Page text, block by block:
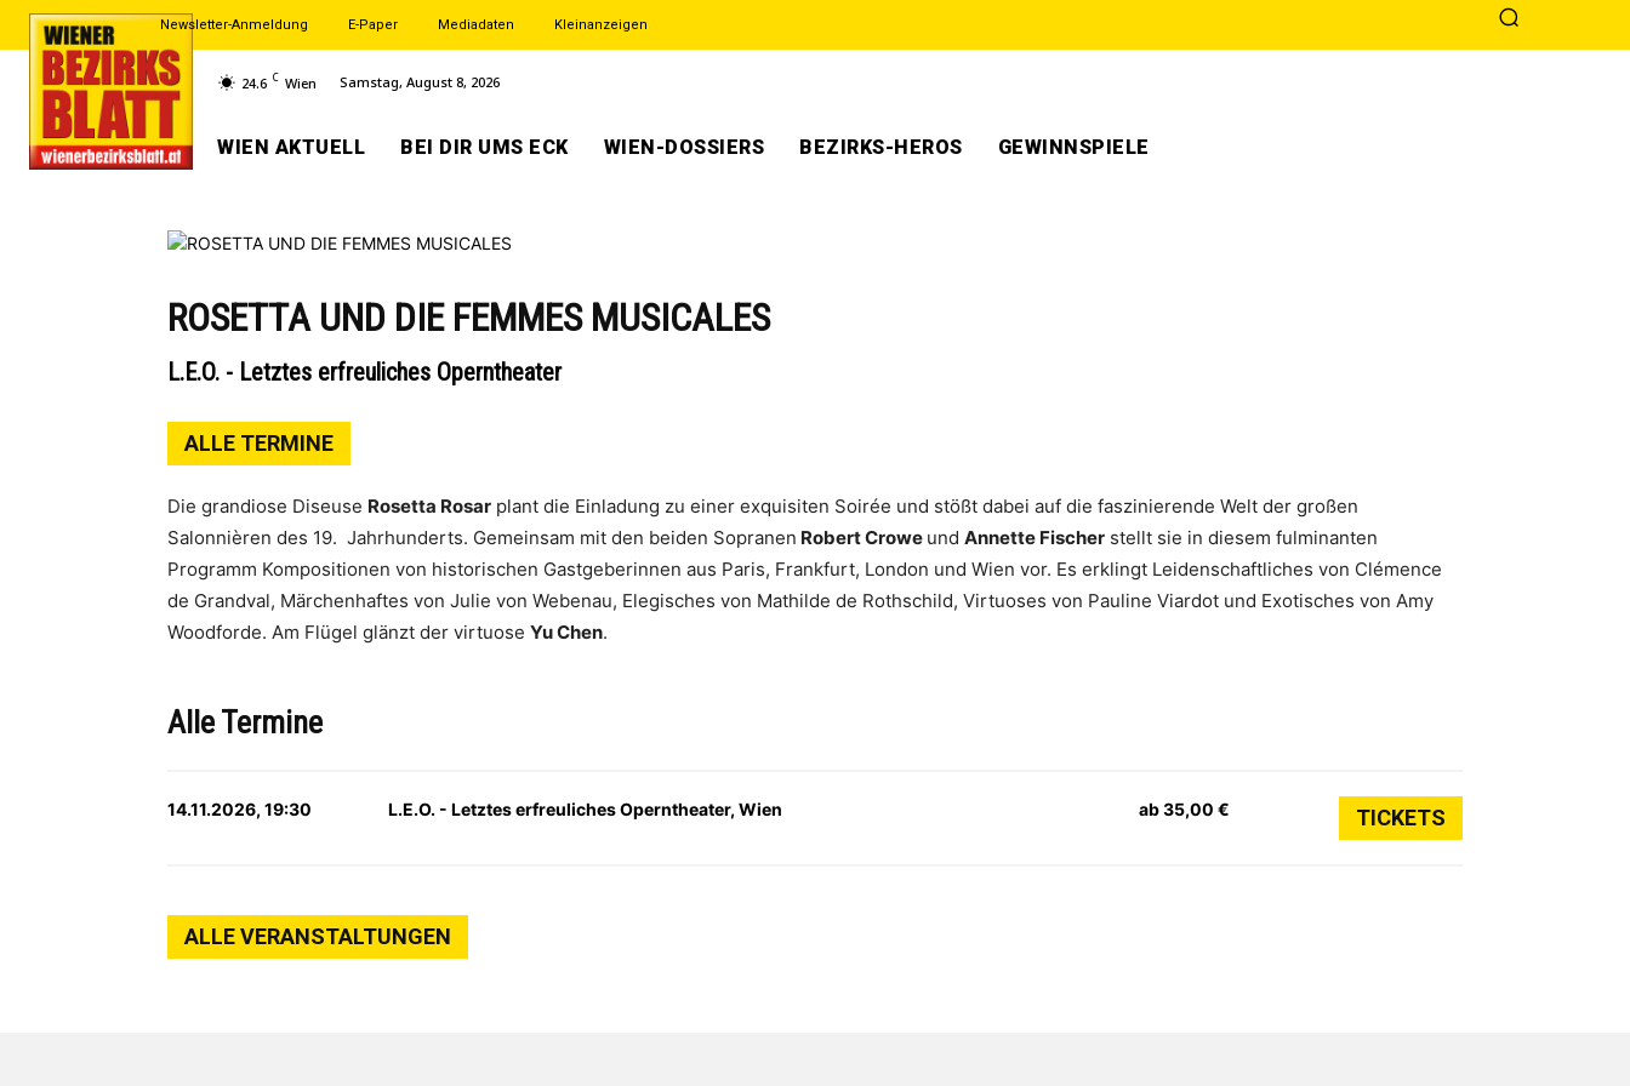
Newsletter-Anmeldung E-Paper Mediadaten Kleinanzeigen
24.6 C Wien Samstag, August 8, 2026
WIEN AKTUELL BEI DIR UMS ECK WIEN-DOSSIERS BEZIRKS-HEROS GEWINNSPIELE
ROSETTA UND DIE FEMMES MUSICALES
L.E.O. - Letztes erfreuliches Operntheater
ALLE TERMINE
Die grandiose Diseuse Rosetta Rosar plant die Einladung zu einer exquisiten Soirée und stößt dabei auf die faszinierende Welt der großen
Salonnièren des 19. Jahrhunderts. Gemeinsam mit den beiden Sopranen Robert Crowe und Annette Fischer stellt sie in diesem fulminanten
Programm Kompositionen von historischen Gastgeberinnen aus Paris, Frankfurt, London und Wien vor. Es erklingt Leidenschaftliches von Clémence
de Grandval, Märchenhaftes von Julie von Webenau, Elegisches von Mathilde de Rothschild, Virtuoses von Pauline Viardot und Exotisches von Amy
Woodforde. Am Flügel glänzt der virtuose Yu Chen.
Alle Termine
14.11.2026, 19:30 L.E.O. - Letztes erfreuliches Operntheater, Wien ab 35,00 € TICKETS
ALLE VERANSTALTUNGEN